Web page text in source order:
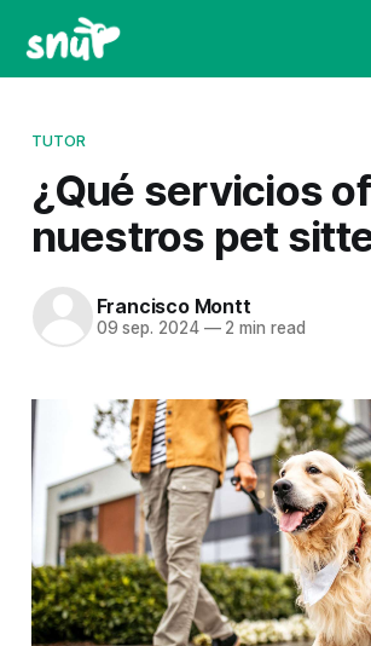
TUTOR
¿Qué servicios
nuestros pet
Francisco Montt
09 sep. 2024 —2 min read